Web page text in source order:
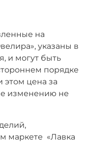
на
указаны в
и могут быть
порядке
этом цена за
изменению не
маркете «Лавка